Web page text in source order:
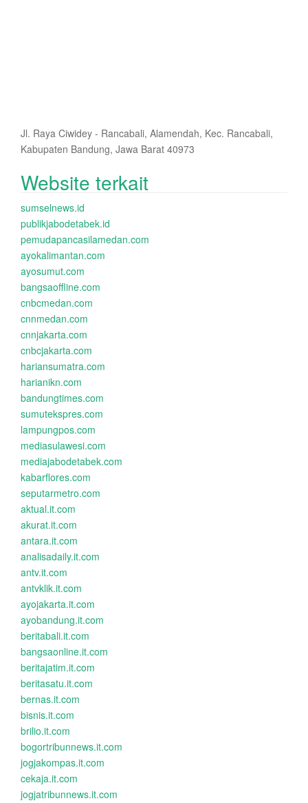
Jl. Raya Ciwidey - Rancabali, Alamendah, Kec. Rancabali,
Kabupaten Bandung, Jawa Barat 40973
Website terkait
sumselnews.id
publikjabodetabek.id
pemudapancasilamedan.com
ayokalimantan.com
ayosumut.com
bangsaoffline.com
cnbcmedan.com
cnnmedan.com
cnnjakarta.com
cnbcjakarta.com
hariansumatra.com
harianikn.com
bandungtimes.com
sumutekspres.com
lampungpos.com
mediasulawesi.com
mediajabodetabek.com
kabarflores.com
seputarmetro.com
aktual.it.com
akurat.it.com
antara.it.com
analisadaily.it.com
antv.it.com
antvklik.it.com
ayojakarta.it.com
ayobandung.it.com
beritabali.it.com
bangsaonline.it.com
beritajatim.it.com
beritasatu.it.com
bernas.it.com
bisnis.it.com
brilio.it.com
bogortribunnews.it.com
jogjakompas.it.com
cekaja.it.com
jogjatribunnews.it.com